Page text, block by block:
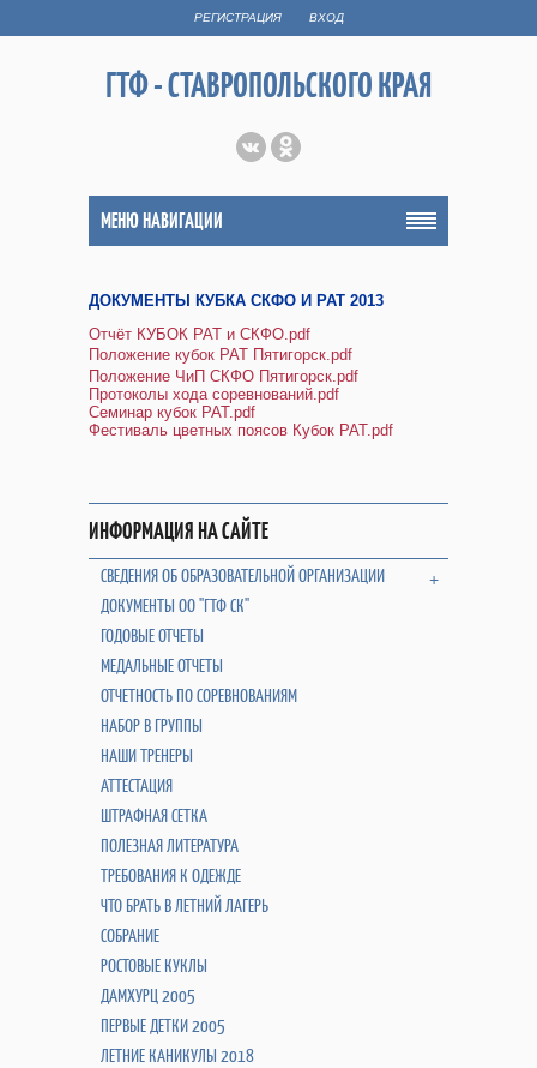
РЕГИСТРАЦИЯ ВХОД
ГТФ - СТАВРОПОЛЬСКОГО КРАЯ
МЕНЮ НАВИГАЦИИ
ДОКУМЕНТЫ КУБКА СКФО И РАТ 2013
Отчёт КУБОК РАТ и СКФО.pdf
Положение кубок РАТ Пятигорск.pdf
Положение ЧиП СКФО Пятигорск.pdf
Протоколы хода соревнований.pdf
Семинар кубок РАТ.pdf
Фестиваль цветных поясов Кубок РАТ.pdf
ИНФОРМАЦИЯ НА САЙТЕ
+
СВЕДЕНИЯ ОБ ОБРАЗОВАТЕЛЬНОЙ ОРГАНИЗАЦИИ
ДОКУМЕНТЫ ОО "ГТФ СК"
ГОДОВЫЕ ОТЧЕТЫ
МЕДАЛЬНЫЕ ОТЧЕТЫ
ОТЧЕТНОСТЬ ПО СОРЕВНОВАНИЯМ
НАБОР В ГРУППЫ
НАШИ ТРЕНЕРЫ
АТТЕСТАЦИЯ
ШТРАФНАЯ СЕТКА
ПОЛЕЗНАЯ ЛИТЕРАТУРА
ТРЕБОВАНИЯ К ОДЕЖДЕ
ЧТО БРАТЬ В ЛЕТНИЙ ЛАГЕРЬ
СОБРАНИЕ
РОСТОВЫЕ КУКЛЫ
ДАМХУРЦ 2005
ПЕРВЫЕ ДЕТКИ 2005
ЛЕТНИЕ КАНИКУЛЫ 2018